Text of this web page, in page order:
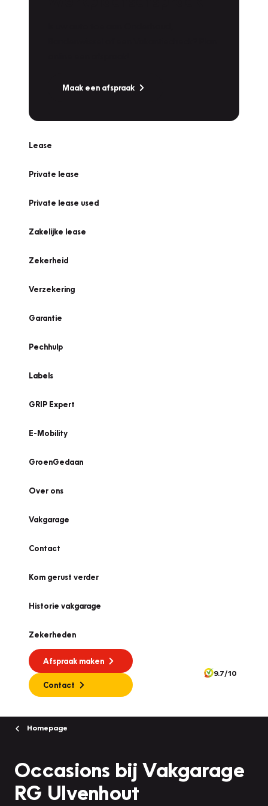
Maak een afspraak
Lease
Private lease
Private lease used
Zakelijke lease
Zekerheid
Verzekering
Garantie
Pechhulp
Labels
GRIP Expert
E-Mobility
GroenGedaan
Over ons
Vakgarage
Contact
Kom gerust verder
Historie vakgarage
Zekerheden
Afspraak maken
Contact
9.7/10
Homepage
Occasions bij Vakgarage
RG Ulvenhout